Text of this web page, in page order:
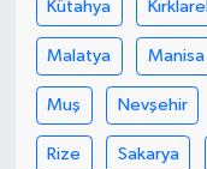
Kütahya
Malatya Manisa
Muş Nevşehir
Rize Sakarya